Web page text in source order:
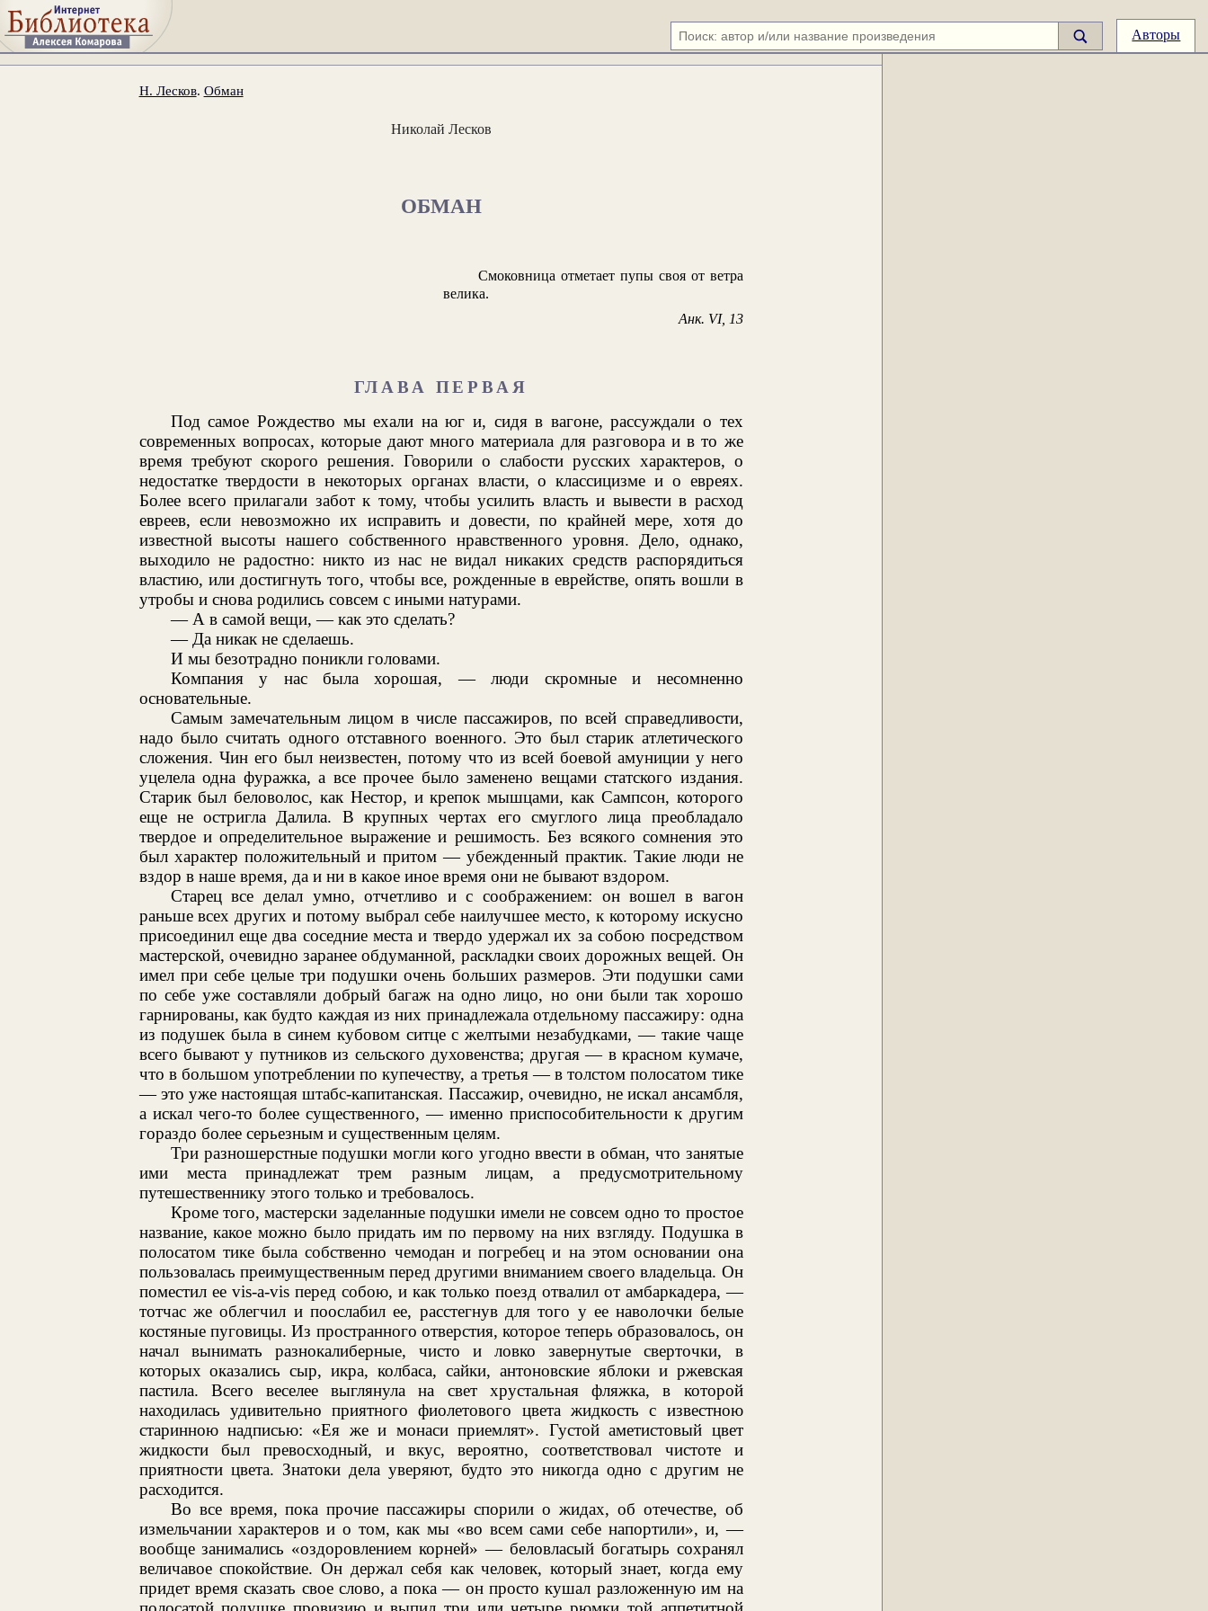
Авторы
Н. Лесков. Обман
Николай Лесков
ОБМАН
Смоковница отметает пупы своя от ветра
велика.
Анк. VI, 13
ГЛАВА ПЕРВАЯ
Под самое Рождество мы ехали на юг и, сидя в вагоне, рассуждали о тех
современных вопросах, которые дают много материала для разговора и в то же
время требуют скорого решения. Говорили о слабости русских характеров, о
недостатке твердости в некоторых органах власти, о классицизме и о евреях.
Более всего прилагали забот к тому, чтобы усилить власть и вывести в расход
евреев, если невозможно их исправить и довести, по крайней мере, хотя до
известной высоты нашего собственного нравственного уровня. Дело, однако,
выходило не радостно: никто из нас не видал никаких средств распорядиться
властию, или достигнуть того, чтобы все, рожденные в еврействе, опять вошли в
утробы и снова родились совсем с иными натурами.
— А в самой вещи, — как это сделать?
— Да никак не сделаешь.
И мы безотрадно поникли головами.
Компания у нас была хорошая, — люди скромные и несомненно
основательные.
Самым замечательным лицом в числе пассажиров, по всей справедливости,
надо было считать одного отставного военного. Это был старик атлетического
сложения. Чин его был неизвестен, потому что из всей боевой амуниции у него
уцелела одна фуражка, а все прочее было заменено вещами статского издания.
Старик был беловолос, как Нестор, и крепок мышцами, как Сампсон, которого
еще не остригла Далила. В крупных чертах его смуглого лица преобладало
твердое и определительное выражение и решимость. Без всякого сомнения это
был характер положительный и притом — убежденный практик. Такие люди не
вздор в наше время, да и ни в какое иное время они не бывают вздором.
Старец все делал умно, отчетливо и с соображением: он вошел в вагон
раньше всех других и потому выбрал себе наилучшее место, к которому искусно
присоединил еще два соседние места и твердо удержал их за собою посредством
мастерской, очевидно заранее обдуманной, раскладки своих дорожных вещей. Он
имел при себе целые три подушки очень больших размеров. Эти подушки сами
по себе уже составляли добрый багаж на одно лицо, но они были так хорошо
гарнированы, как будто каждая из них принадлежала отдельному пассажиру: одна
из подушек была в синем кубовом ситце с желтыми незабудками, — такие чаще
всего бывают у путников из сельского духовенства; другая — в красном кумаче,
что в большом употреблении по купечеству, а третья — в толстом полосатом тике
— это уже настоящая штабс-капитанская. Пассажир, очевидно, не искал ансамбля,
а искал чего-то более существенного, — именно приспособительности к другим
гораздо более серьезным и существенным целям.
Три разношерстные подушки могли кого угодно ввести в обман, что занятые
ими места принадлежат трем разным лицам, а предусмотрительному
путешественнику этого только и требовалось.
Кроме того, мастерски заделанные подушки имели не совсем одно то простое
название, какое можно было придать им по первому на них взгляду. Подушка в
полосатом тике была собственно чемодан и погребец и на этом основании она
пользовалась преимущественным перед другими вниманием своего владельца. Он
поместил ее vis-а-vis перед собою, и как только поезд отвалил от амбаркадера, —
тотчас же облегчил и поослабил ее, расстегнув для того у ее наволочки белые
костяные пуговицы. Из пространного отверстия, которое теперь образовалось, он
начал вынимать разнокалиберные, чисто и ловко завернутые сверточки, в
которых оказались сыр, икра, колбаса, сайки, антоновские яблоки и ржевская
пастила. Всего веселее выглянула на свет хрустальная фляжка, в которой
находилась удивительно приятного фиолетового цвета жидкость с известною
старинною надписью: «Ея же и монаси приемлят». Густой аметистовый цвет
жидкости был превосходный, и вкус, вероятно, соответствовал чистоте и
приятности цвета. Знатоки дела уверяют, будто это никогда одно с другим не
расходится.
Во все время, пока прочие пассажиры спорили о жидах, об отечестве, об
измельчании характеров и о том, как мы «во всем сами себе напортили», и, —
вообще занимались «оздоровлением корней» — беловласый богатырь сохранял
величавое спокойствие. Он держал себя как человек, который знает, когда ему
придет время сказать свое слово, а пока — он просто кушал разложенную им на